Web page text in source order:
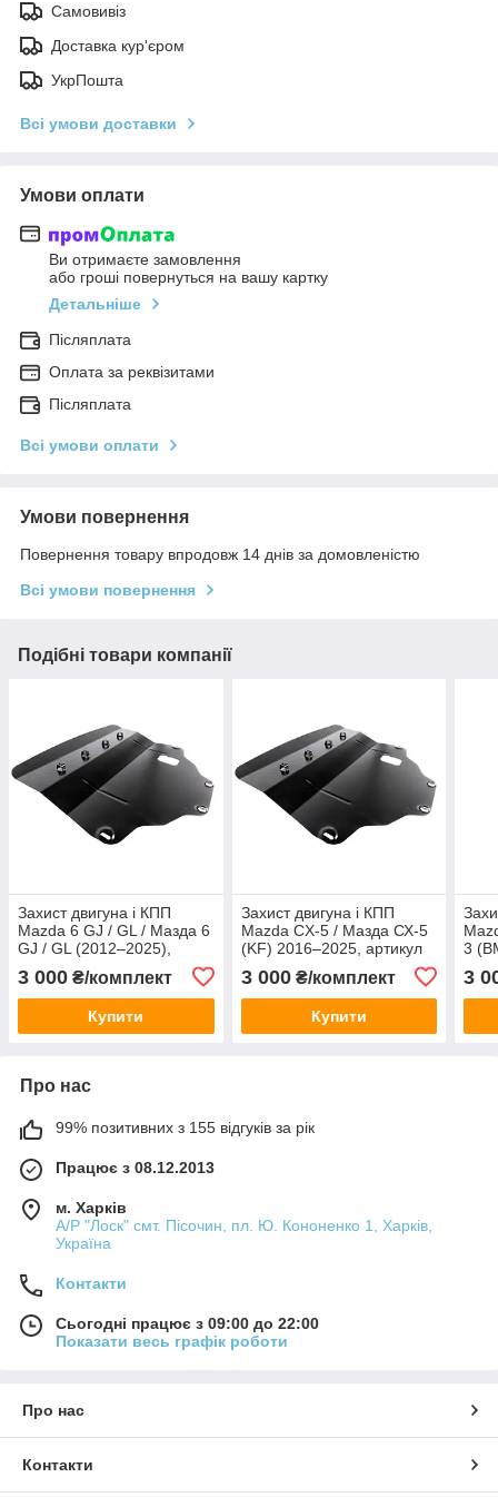
Самовивіз
Доставка кур'єром
УкрПошта
Всі умови доставки
Умови оплати
Ви отримаєте замовлення
або гроші повернуться на вашу картку
Детальніше
Післяплата
Оплата за реквізитами
Післяплата
Всі умови оплати
Умови повернення
Повернення товару впродовж 14 днів за домовленістю
Всі умови повернення
Подібні товари компанії
Захист двигуна і КПП
Mazda 6 GJ / GL / Мазда 6
GJ / GL (2012–2025),
артикул 221/5, сталь 2 мм,
ЩИТ
3 000 ₴/комплект
Купити
Захист двигуна і КПП
Mazda CX-5 / Мазда СХ-5
(KF) 2016–2025, артикул
3 000₴/комплект
Купити
3
3
Про нас
99% позитивних з 155 відгуків за рік
Працює з 08.12.2013
м. Харків
А/Р "Лоск" смт. Пісочин, пл. Ю. Кононенко 1, Харків,
Україна
Контакти
Сьогодні працює з 09:00 до 22:00
Показати весь графік роботи
Про нас
Контакти